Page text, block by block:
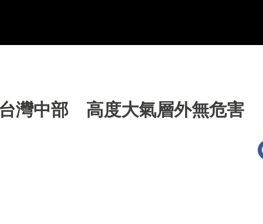
灣中部 高度大氣層外無危害